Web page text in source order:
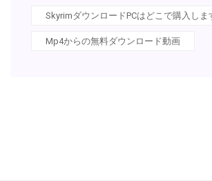
SkyrimダウンロードPCはどこで購入しま
Mp4からの無料ダウンロード動画